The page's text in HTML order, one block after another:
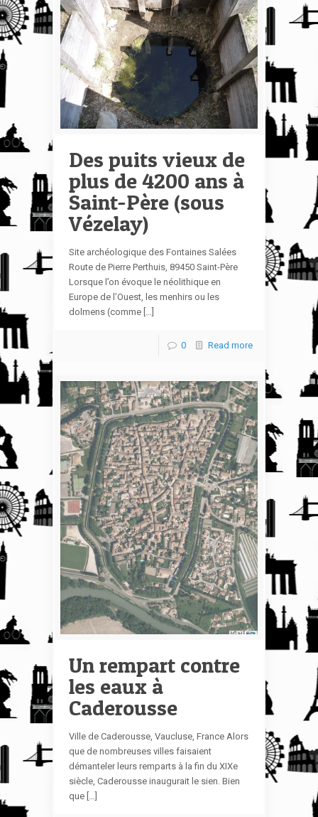
Des puits vieux de
plus de 4200 ans à
Saint-Père (sous
Vézelay)
Site archéologique des Fontaines Salées
Route de Pierre Perthuis, 89450 Saint-Père
Lorsque l’on évoque le néolithique en
Europe de l’Ouest, les menhirs ou les
dolmens (comme […]
0 Read more
Un rempart contre
les eaux à
Caderousse
Ville de Caderousse, Vaucluse, France Alors
que de nombreuses villes faisaient
démanteler leurs remparts à la fin du XIXe
siècle, Caderousse inaugurait le sien. Bien
que […]